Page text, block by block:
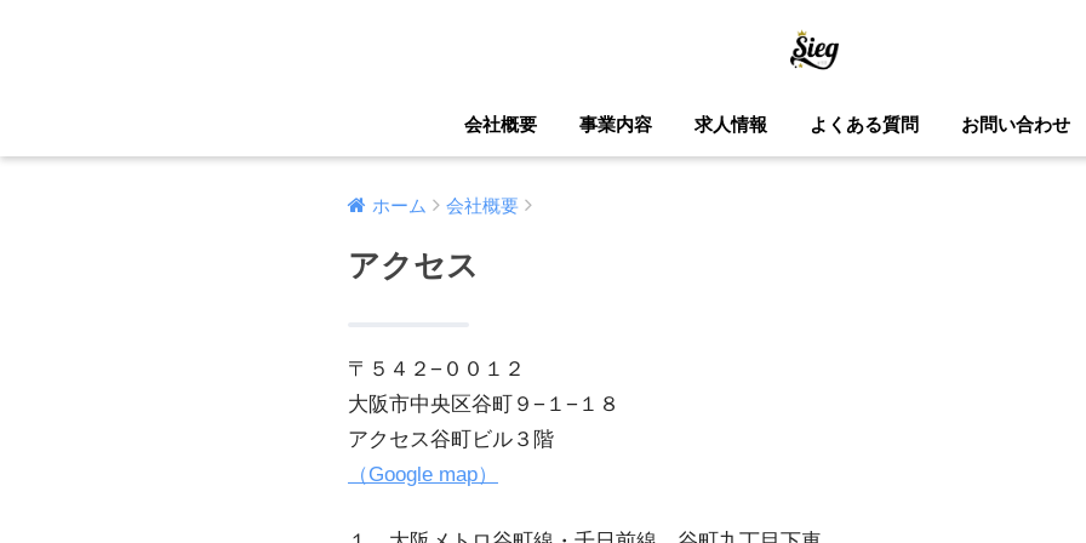
会社概要 事業内容 求人情報 よくある質問 お問い合わせ
ホーム 会社概要
アクセス
〒５４２−００１２
大阪市中央区谷町９−１−１８
アクセス谷町ビル３階
（Google map）